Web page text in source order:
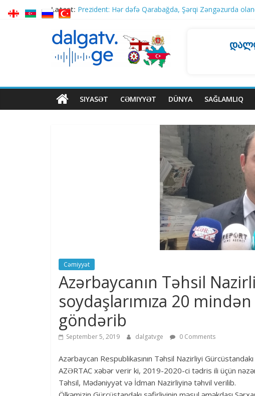
Latest: Prezident: Hər dəfə Qarabağda, Şərqi Zəngəzurda
Baş nazir İrakli Kobaxidze ATƏT PA-nın Gürcüstanla
ABŞ–İran memorandum danışıqları: FT ABŞ
Rusiya Sumıya zərbələr endirib, biri uşaq olmaqla 5
SIYASƏT CƏMIYYƏT DÜNYA SAĞLAMLIQ
Cəmiyyət
Azərbaycanın Təhsil
soydaşlarımıza 20
göndərib
September 5, 2019 dalgatvge 0 Comments
Azərbaycan Respublikasının Təhsil Nazirliyi
AZƏRTAC xəbər verir ki, 2019-2020-ci tədris ili üçün
Təhsil, Mədəniyyət və İdman Nazirliyinə təhvil verilib.